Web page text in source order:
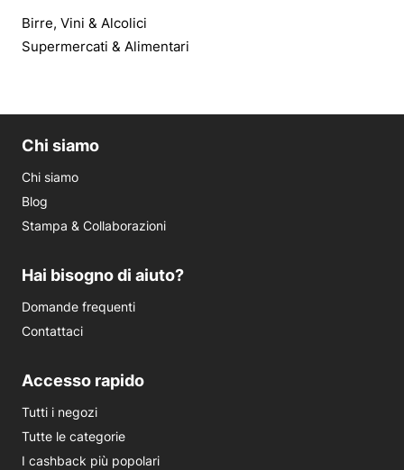
Birre, Vini & Alcolici
Supermercati & Alimentari
Chi siamo
Chi siamo
Blog
Stampa & Collaborazioni
Hai bisogno di aiuto?
Domande frequenti
Contattaci
Accesso rapido
Tutti i negozi
Tutte le categorie
I cashback più popolari